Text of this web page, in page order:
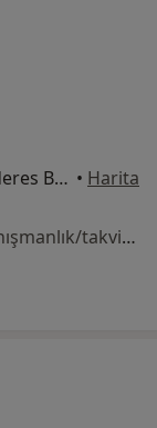
Bahçelievler Mahallesi Adnan Menderes Bulvarı No:31, Pendik • Harita
Bu uzman ilgili adres için online danışmanlık/takvim sunmuyor.